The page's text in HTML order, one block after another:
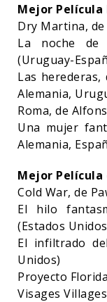
Mejor Película
Dry Martina,
La noche de
(Uruguay-
Las
Alemania,
Roma, de
Una mujer
Alemania,
Mejor Película
Cold War, de
El hilo
(Estados
El infiltrado
Unidos)
Proyecto
Visages